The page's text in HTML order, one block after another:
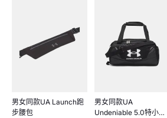
男女同款UA Launch跑
步腰包
男女同款UA
Undeniable 5.0特小号